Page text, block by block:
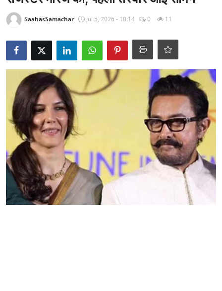
Epaper
लाइफस्टाइल
टेक
SaahasSamachar Jul 5, 2026 - 10:14 0 11